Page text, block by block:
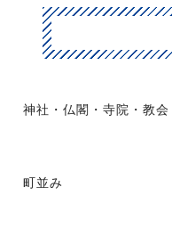
神社・仏閣・寺院・教会
町並み